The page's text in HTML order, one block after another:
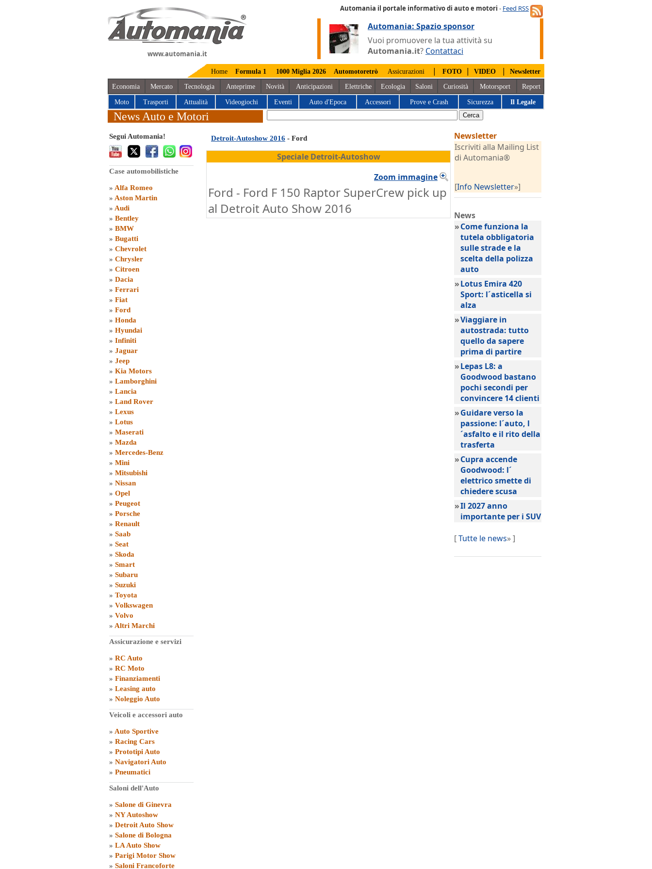
www.automania.it
Automania il portale informativo di auto e motori - Feed RSS
Automania: Spazio sponsor
Vuoi promuovere la tua attività su
Automania.it? Contattaci
Home Formula 1 1000 Miglia 2026 Automotoretrò Assicurazioni | FOTO | VIDEO | Newsletter
Economia Mercato Tecnologia Anteprime Novità Anticipazioni Elettriche Ecologia Saloni Curiosità Motorsport Report
Moto Trasporti Attualità Videogiochi Eventi Auto d'Epoca Accessori Prove e Crash Sicurezza Il Legale
News Auto e Motori
Segui Automania!
Case automobilistiche
» Alfa Romeo
» Aston Martin
» Audi
» Bentley
» BMW
» Bugatti
» Chevrolet
» Chrysler
» Citroen
» Dacia
» Ferrari
» Fiat
» Ford
» Honda
» Hyundai
» Infiniti
» Jaguar
» Jeep
» Kia Motors
» Lamborghini
» Lancia
» Land Rover
» Lexus
» Lotus
» Maserati
» Mazda
» Mercedes-Benz
» Mini
» Mitsubishi
» Nissan
» Opel
» Peugeot
» Porsche
» Renault
» Saab
» Seat
» Skoda
» Smart
» Subaru
» Suzuki
» Toyota
» Volkswagen
» Volvo
» Altri Marchi
Assicurazione e servizi
» RC Auto
» RC Moto
» Finanziamenti
» Leasing auto
» Noleggio Auto
Veicoli e accessori auto
» Auto Sportive
» Racing Cars
» Prototipi Auto
» Navigatori Auto
» Pneumatici
Saloni dell'Auto
» Salone di Ginevra
» NY Autoshow
» Detroit Auto Show
» Salone di Bologna
» LA Auto Show
» Parigi Motor Show
» Saloni Francoforte
Detroit-Autoshow 2016 - Ford
Speciale Detroit-Autoshow
Zoom immagine
Ford - Ford F 150 Raptor SuperCrew pick up
al Detroit Auto Show 2016
Newsletter
Iscriviti alla Mailing List
di Automania®
[Info Newsletter»]
News
»Come funziona la
tutela obbligatoria
sulle strade e la
scelta della polizza
auto
»Lotus Emira 420
Sport: l´asticella si
alza
»Viaggiare in
autostrada: tutto
quello da sapere
prima di partire
»Lepas L8: a
Goodwood bastano
pochi secondi per
convincere 14 clienti
»Guidare verso la
passione: l´auto, l
´asfalto e il rito della
trasferta
»Cupra accende
Goodwood: l´
elettrico smette di
chiedere scusa
»Il 2027 anno
importante per i SUV
[Tutte le news» ]